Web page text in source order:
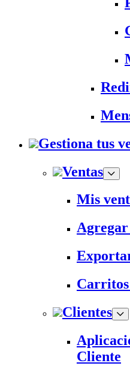
Gestiona tus
Ventas
Mis
Carritos
Clientes
Cliente